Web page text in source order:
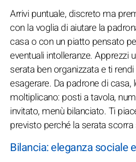
Arrivi puntuale, discreto ma
con la voglia di aiutare la
casa o con un piatto pensato
eventuali intolleranze. Apprezzi
serata ben organizzata e ti
esagerare. Da padrone di casa,
moltiplicano: posti a tavola,
invitato, menù bilanciato. Ti
previsto perché la serata
Bilancia: eleganza sociale